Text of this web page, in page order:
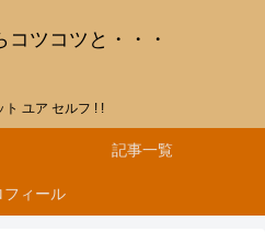
ツコツと・・・
ト ユア セルフ ! !
記事一覧
フィール